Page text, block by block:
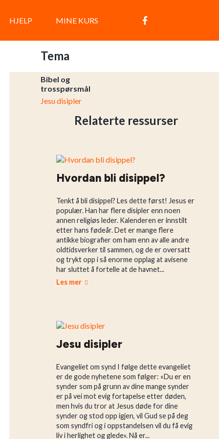
HJELP MINE KURS
Tema
Bibel og
trosspørsmål
Jesu disipler
Relaterte ressurser
Hvordan bli disippel?
Tenkt å bli disippel? Les dette først! Jesus er
populær. Han har flere disipler enn noen
annen religiøs leder. Kalenderen er innstilt
etter hans fødeår. Det er mange flere
antikke biografier om ham enn av alle andre
oldtidsverker til sammen, og de er oversatt
og trykt opp i så enorme opplag at avisene
har sluttet å fortelle at de havnet...
Les mer
Jesu disipler
Evangeliet om synd I følge dette evangeliet
er de gode nyhetene som følger: «Du er en
synder som på grunn av dine mange synder
er på vei mot evig fortapelse etter døden,
men hvis du tror at Jesus døde for dine
synder og stod opp igjen, vil Gud se på deg
som syndfri og i oppstandelsen vil du få evig
liv i herlighet og glede». Nå er...